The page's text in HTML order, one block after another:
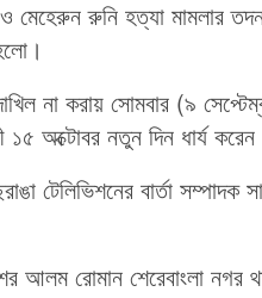
মেহেরুন রুনি হত্যা মামলার
না করায় সোমবার (৯
অক্টোবর নতুন দিন ধার্য
টেলিভিশনের বার্তা
আলম রোমান শেরেবাংলা নগর